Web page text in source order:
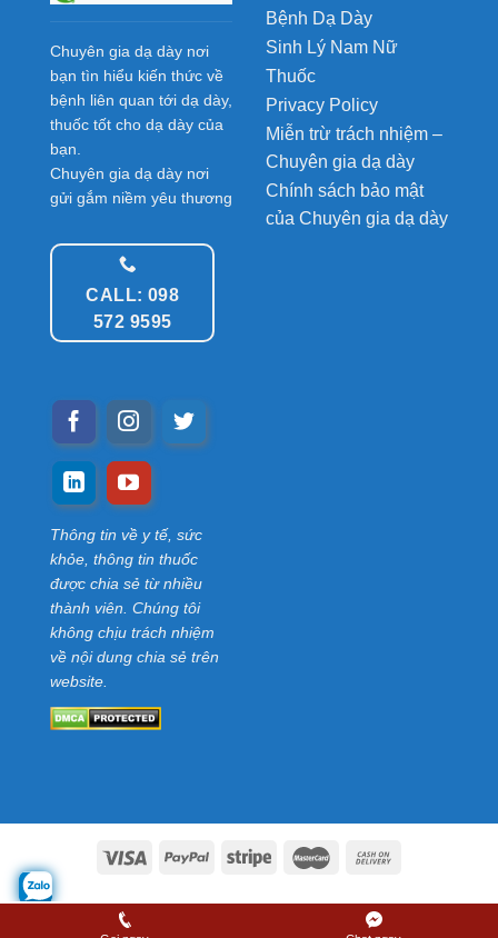
Chuyên gia dạ dày nơi
bạn tìn hiểu kiến thức về
bệnh liên quan tới dạ dày,
thuốc tốt cho dạ dày của
bạn.
Chuyên gia dạ dày nơi
gửi gắm niềm yêu thương
CALL: 098
572 9595
Bệnh Dạ Dày
Sinh Lý Nam Nữ
Thuốc
Privacy Policy
Miễn trừ trách nhiệm –
Chuyên gia dạ dày
Chính sách bảo mật
của Chuyên gia dạ dày
Thông tin về y tế, sức
khỏe, thông tin thuốc
được chia sẻ từ nhiều
thành viên. Chúng tôi
không chịu trách nhiệm
về nội dung chia sẻ trên
website.